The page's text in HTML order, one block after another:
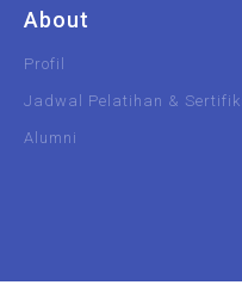
About
Profil
Jadwal Pelatihan &
Alumni